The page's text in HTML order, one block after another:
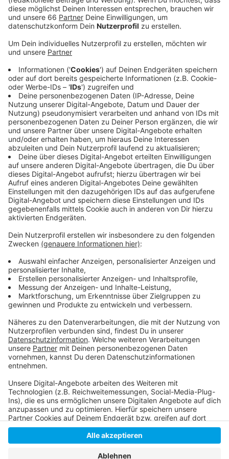
Anzeige
Burgplatz ein Fest für mehr als 1.000 Gäste gefeiert;
unter anderem 500 Liter Erbsensuppe sind vorbereitet.
Das Geburtstagsfest steht unter dem Motto: „Essen
für Arme und Reiche“. Damit will die Altstadt-
Armenküche ein Zeichen setzen für eine
menschenwürdige Gesellschaft und Respekt vor
Schwächeren. Die Armenküche finanziert sich
ausschließlich durch Spenden. Daher sind Spenden -
nicht nur heute - gern gesehen.
Anzeige
Weitere Infos und Links zum Thema
Anzeige
Allgemeine Infos zur Altstadt-Armenküche
Hier gibt es alle Infos zur 30. Geburtstagsfeier
Anzeige
Anzeige